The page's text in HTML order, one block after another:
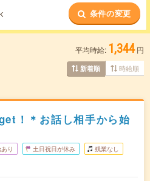
条件の変更
平均時給: 1,344 円
新着順 時給順
！＊お話し相手から始
り 土日祝日が休み 残業なし